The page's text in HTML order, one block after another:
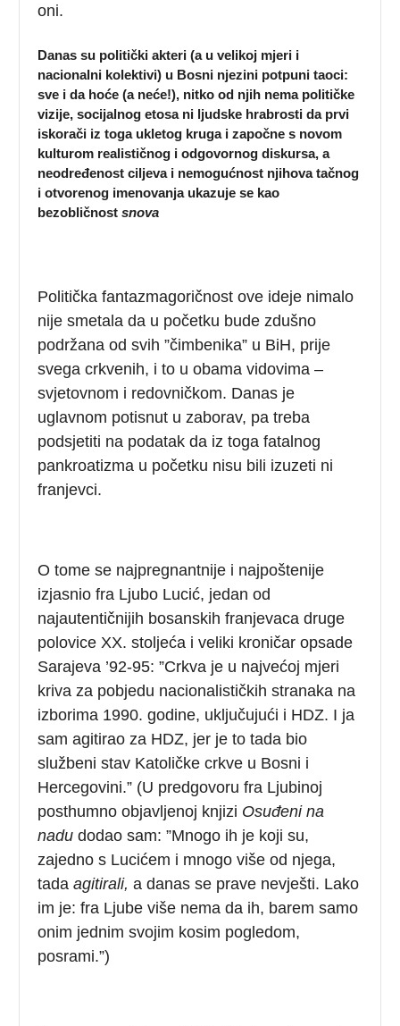
oni.
Danas su politički akteri (a u velikoj mjeri i
nacionalni kolektivi) u Bosni njezini potpuni taoci:
sve i da hoće (a neće!), nitko od njih nema političke
vizije, socijalnog etosa ni ljudske hrabrosti da prvi
iskorači iz toga ukletog kruga i započne s novom
kulturom realističnog i odgovornog diskursa, a
neodređenost ciljeva i nemogućnost njihova tačnog
i otvorenog imenovanja ukazuje se kao
bezobličnostsnova
Politička fantazmagoričnost ove ideje nimalo
nije smetala da u početku bude zdušno
podržana od svih ”čimbenika” u BiH, prije
svega crkvenih, i to u obama vidovima –
svjetovnom i redovničkom. Danas je
uglavnom potisnut u zaborav, pa treba
podsjetiti na podatak da iz toga fatalnog
pankroatizma u početku nisu bili izuzeti ni
franjevci.
O tome se najpregnantnije i najpoštenije
izjasnio fra Ljubo Lucić, jedan od
najautentičnijih bosanskih franjevaca druge
polovice XX. stoljeća i veliki kroničar opsade
Sarajeva ’92-95: ”Crkva je u najvećoj mjeri
kriva za pobjedu nacionalističkih stranaka na
izborima 1990. godine, uključujući i HDZ. I ja
sam agitirao za HDZ, jer je to tada bio
službeni stav Katoličke crkve u Bosni i
Hercegovini.” (U predgovoru fra Ljubinoj
posthumno objavljenoj knjizi Osuđeni na
nadu dodao sam: ”Mnogo ih je koji su,
zajedno s Lucićem i mnogo više od njega,
tadaagitirali, a danas se prave nevješti. Lako
im je: fra Ljube više nema da ih, barem samo
onim jednim svojim kosim pogledom,
posrami.”)